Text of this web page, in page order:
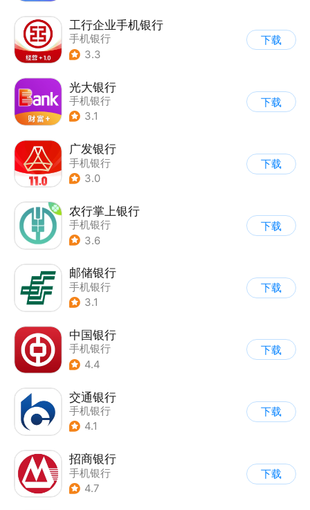
工行企业手机银行
手机银行
3.3
下载
光大银行
手机银行
3.1
下载
广发银行
手机银行
3.0
下载
农行掌上银行
手机银行
3.6
下载
邮储银行
手机银行
3.1
下载
中国银行
手机银行
4.4
下载
交通银行
手机银行
4.1
下载
招商银行
手机银行
4.7
下载